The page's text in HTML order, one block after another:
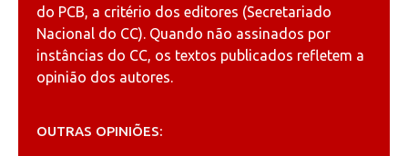
do PCB, a critério dos editores (Secretariado
Nacional do CC). Quando não assinados por
instâncias do CC, os textos publicados refletem a
opinião dos autores.
OUTRAS OPINIÕES: